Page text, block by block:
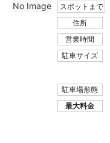
スポットまで
住所
営業時間
駐車サイズ
駐車場形態
最大料金
No Image